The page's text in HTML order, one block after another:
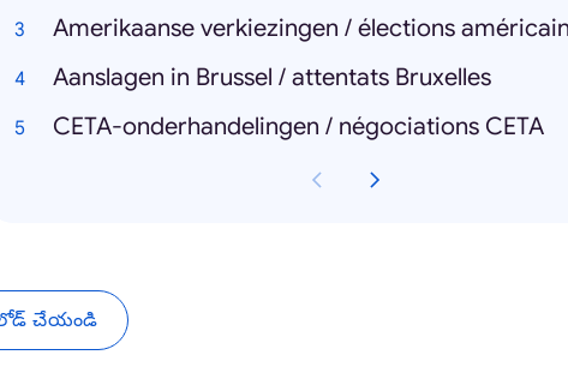
Amerikaanse verkiezingen / élections
Aanslagen in Brussel / attentats Bruxelles
CETA-onderhandelingen / négociations CETA
చేయండి